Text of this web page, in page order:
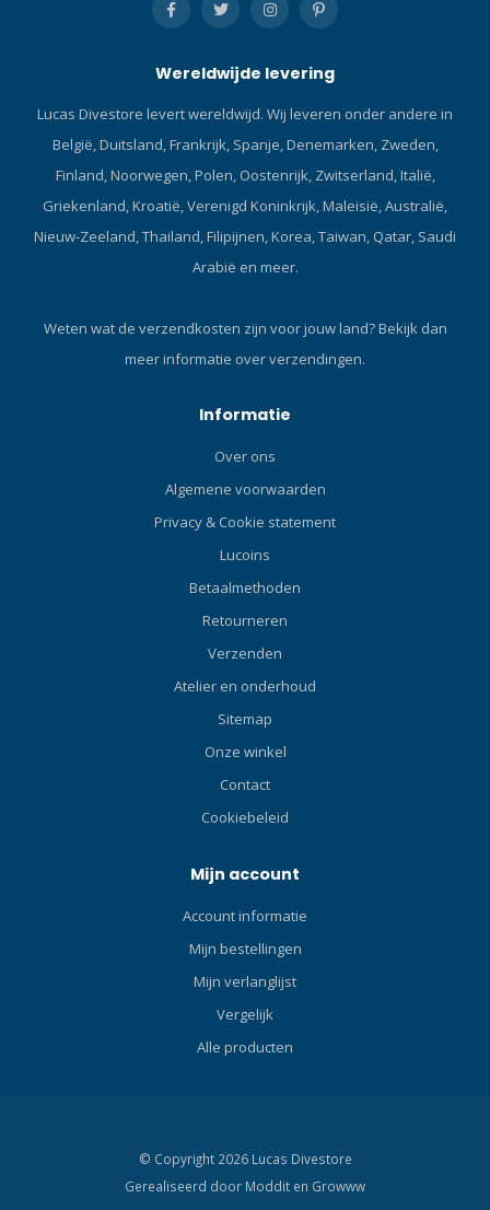
Wereldwijde levering
Lucas Divestore levert wereldwijd. Wij leveren onder andere in
België, Duitsland, Frankrijk, Spanje, Denemarken, Zweden,
Finland, Noorwegen, Polen, Oostenrijk, Zwitserland, Italië,
Griekenland, Kroatië, Verenigd Koninkrijk, Maleisië, Australië,
Nieuw-Zeeland, Thailand, Filipijnen, Korea, Taiwan, Qatar, Saudi
Arabië en meer.
Weten wat de verzendkosten zijn voor jouw land?Bekijk dan
meer informatie over verzendingen.
Informatie
Over ons
Algemene voorwaarden
Privacy & Cookie statement
Lucoins
Betaalmethoden
Retourneren
Verzenden
Atelier en onderhoud
Sitemap
Onze winkel
Contact
Cookiebeleid
Mijn account
Account informatie
Mijn bestellingen
Mijn verlanglijst
Vergelijk
Alle producten
© Copyright 2026 Lucas Divestore
Gerealiseerd door Moddit en Growww